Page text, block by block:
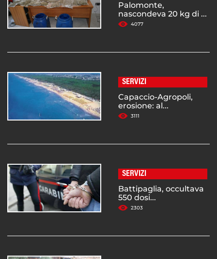
Palomonte,
nascondeva 20 kg di ...
4077
SERVIZI
Capaccio-Agropoli,
erosione: al...
3111
SERVIZI
Battipaglia, occultava
550 dosi...
2303